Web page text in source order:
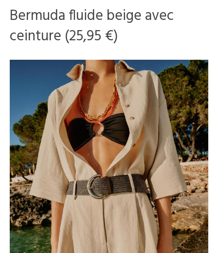
Bermuda fluide beige avec
ceinture (25,95 €)